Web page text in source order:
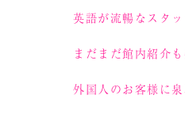
英語が流暢なスタ
まだまだ館内紹介
外国人のお客様に